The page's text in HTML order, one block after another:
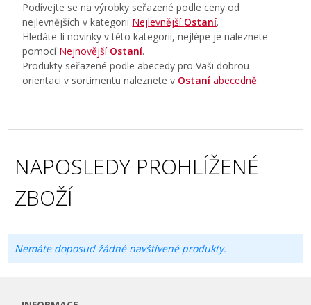
Podívejte se na výrobky seřazené podle ceny od
nejlevnějších v kategorii Nejlevnější Ostaní.
Hledáte-li novinky v této kategorii, nejlépe je naleznete
pomocí Nejnovější Ostaní.
Produkty seřazené podle abecedy pro Vaši dobrou
orientaci v sortimentu naleznete v Ostaní abecedně.
NAPOSLEDY PROHLÍŽENÉ
ZBOŽÍ
Nemáte doposud žádné navštívené produkty.